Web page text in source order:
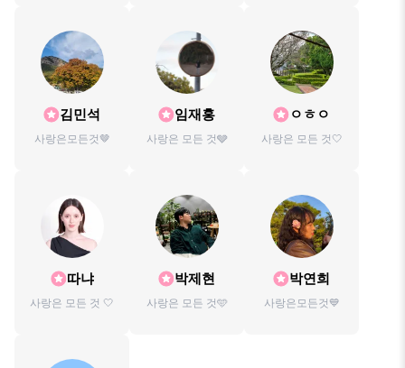
김민석
사랑은모든것🤎
임재홍
사랑은 모든 것🩶
ㅇㅎㅇ
사랑은 모든 것🤍
따냐
사랑은 모든 것 🤍
박제현
사랑은 모든 것🩵
박연희
사랑은모든것💙